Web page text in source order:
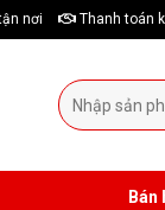
nơi Thanh toán
Tìm
kiếm: